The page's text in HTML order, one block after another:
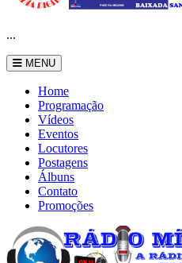
...
MENU
Home
Programação
Vídeos
Eventos
Locutores
Postagens
Álbuns
Contato
Promoções